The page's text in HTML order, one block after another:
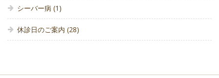
シーバー病 (1)
休診日のご案内 (28)